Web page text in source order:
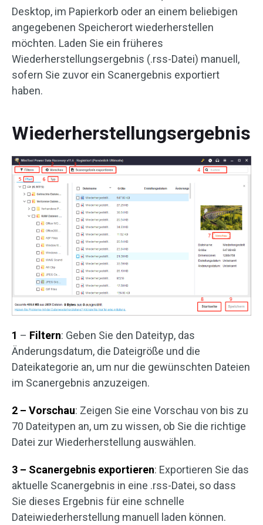
Desktop, im Papierkorb oder an einem beliebigen
angegebenen Speicherort wiederherstellen
möchten. Laden Sie ein früheres
Wiederherstellungsergebnis (.rss-Datei) manuell,
sofern Sie zuvor ein Scanergebnis exportiert
haben.
Wiederherstellungsergebnis
1 – Filtern: Geben Sie den Dateityp, das
Änderungsdatum, die Dateigröße und die
Dateikategorie an, um nur die gewünschten Dateien
im Scanergebnis anzuzeigen.
2 – Vorschau: Zeigen Sie eine Vorschau von bis zu
70 Dateitypen an, um zu wissen, ob Sie die richtige
Datei zur Wiederherstellung auswählen.
3 – Scanergebnis exportieren: Exportieren Sie das
aktuelle Scanergebnis in eine .rss-Datei, so dass
Sie dieses Ergebnis für eine schnelle
Dateiwiederherstellung manuell laden können.